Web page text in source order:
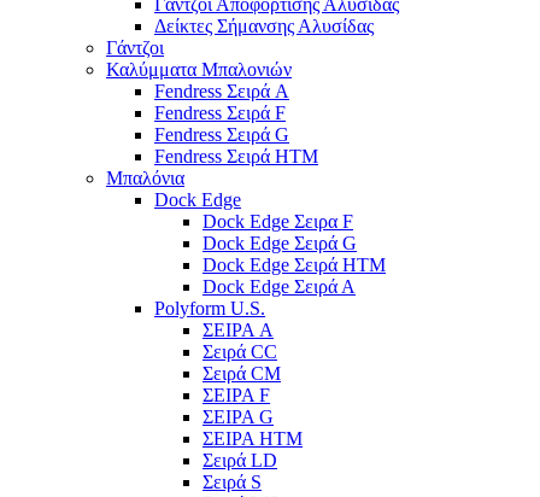
Γάντζοι Αποφόρτισης Αλυσίδας
Δείκτες Σήμανσης Αλυσίδας
Γάντζοι
Καλύμματα Μπαλονιών
Fendress Σειρά A
Fendress Σειρά F
Fendress Σειρά G
Fendress Σειρά HTM
Μπαλόνια
Dock Edge
Dock Edge Σειρα F
Dock Edge Σειρά G
Dock Edge Σειρά HTM
Dock Edge Σειρά Α
Polyform U.S.
ΣΕΙΡΑ A
Σειρά CC
Σειρά CM
ΣΕΙΡΑ F
ΣΕΙΡΑ G
ΣΕΙΡΑ HTM
Σειρά LD
Σειρά S